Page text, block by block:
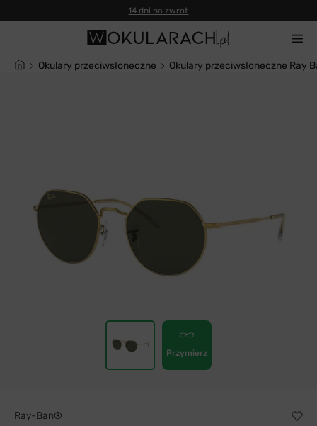
14 dni na zwrot
Okulary przeciwsłoneczne Okulary przeciwsłoneczne Ray
Przymierz
Ray-Ban®